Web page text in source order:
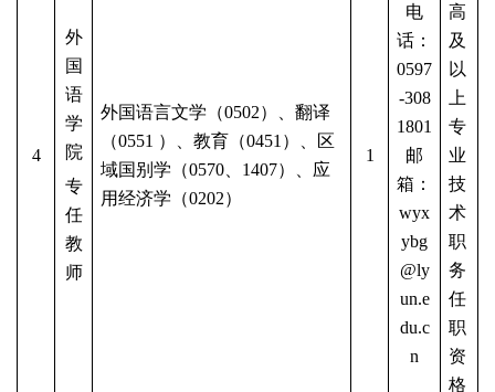
4
外
国
语
学
院
专
任
教
师
外国语言文学（0502）、翻译
（0551 ）、教育（0451）、区
域国别学（0570、1407）、应
用经济学（0202）
1
电
话：
0597
-308
1801
邮
箱：
wyx
ybg
@ly
un.e
du.c
n
高
及
以
上
专
业
技
术
职
务
任
职
资
格